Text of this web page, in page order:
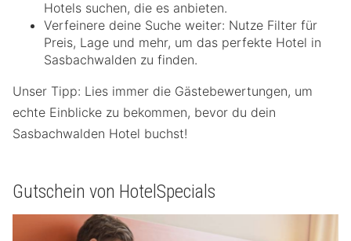
Hotels suchen, die es anbieten.
Verfeinere deine Suche weiter: Nutze Filter für
Preis, Lage und mehr, um das perfekte Hotel in
Sasbachwalden zu finden.
Unser Tipp: Lies immer die Gästebewertungen, um
echte Einblicke zu bekommen, bevor du dein
Sasbachwalden Hotel buchst!
Gutschein von HotelSpecials